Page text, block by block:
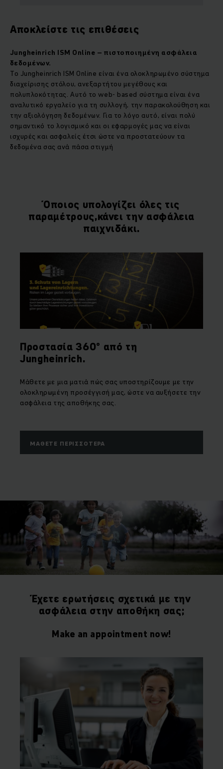
Αποκλείστε τις επιθέσεις
Jungheinrich ISM Online – πιστοποιημένη ασφάλεια
δεδομένων.
To Jungheinrich ISM Online είναι ένα ολοκληρωμένο σύστημα
διαχείρισης στόλου, ανεξαρτήτου μεγέθους και
πολυπλοκότητας. Αυτό το web- based σύστημα είναι ένα
αναλυτικό εργαλείο για τη συλλογή, την παρακολούθηση και
την αξιολόγηση δεδομένων. Για το λόγο αυτό, είναι πολύ
σημαντικό το λογισμικό και οι εφαρμογές μας να είναι
ισχυρές και ασφαλείς έτσι ώστε να προστατεύουν τα
δεδομένα σας ανά πάσα στιγμή
Όποιος υπολογίζει όλες τις
παραμέτρους,κάνει την ασφάλεια
παιχνιδάκι.
Προστασία 360° από τη
Jungheinrich.
Μάθετε με μια ματιά πώς σας υποστηρίζουμε με την
ολοκληρωμένη προσέγγισή μας, ώστε να αυξήσετε την
ασφάλεια της αποθήκης σας.
ΜΆΘΕΤΕ ΠΕΡΙΣΣΌΤΕΡΑ
Έχετε ερωτήσεις σχετικά με την
ασφάλεια στην αποθήκη σας;
Make an appointment now!